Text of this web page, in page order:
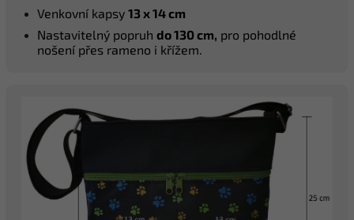
Venkovní kapsy 13 x 14 cm
Nastavitelný popruh do 130 cm, pro pohodlné
nošení přes rameno i křížem.